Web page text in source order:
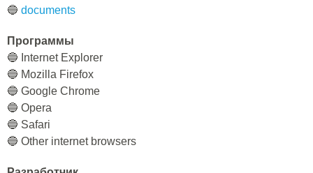
🔵 documents
Программы
🔵 Internet Explorer
🔵 Mozilla Firefox
🔵 Google Chrome
🔵 Opera
🔵 Safari
🔵 Other internet browsers